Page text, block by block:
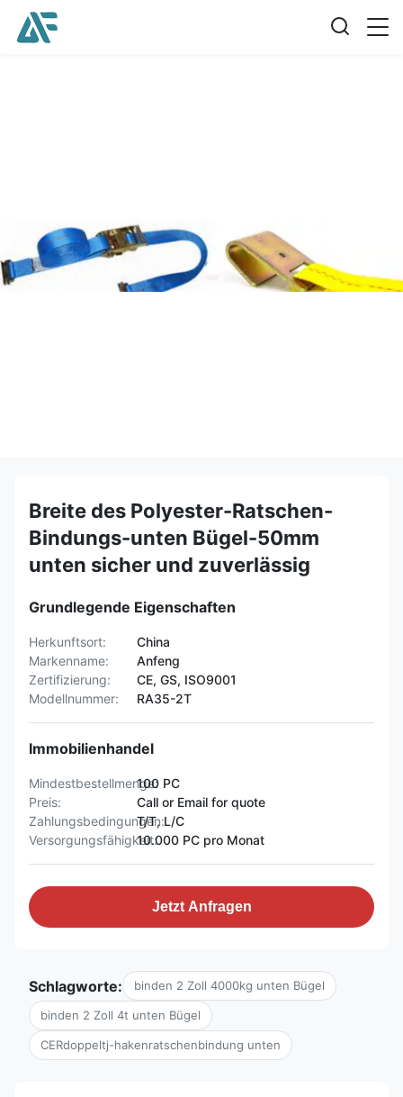
Breite des Polyester-Ratschen-
Bindungs-unten Bügel-50mm
unten sicher und zuverlässig
Grundlegende Eigenschaften
Herkunftsort:
China
Markenname:
Anfeng
Zertifizierung:
CE, GS, ISO9001
Modellnummer:
RA35-2T
Immobilienhandel
Mindestbestellmenge:100 PC
Preis:
Call or Email for quote
Zahlungsbedingungen:
T/T, L/C
Versorgungsfähigkeit:10.000 PC pro Monat
Jetzt Anfragen
Schlagworte: binden 2 Zoll 4000kg unten Bügel
binden 2 Zoll 4t unten Bügel
CERdoppeltj-hakenratschenbindung unten